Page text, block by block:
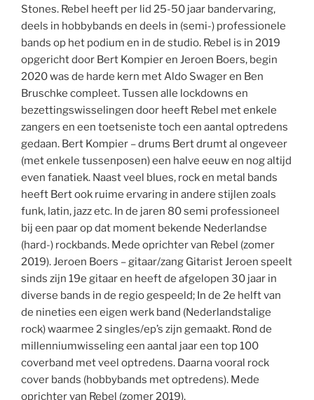
Stones. Rebel heeft per lid 25-50 jaar bandervaring,
deels in hobbybands en deels in (semi-) professionele
bands op het podium en in de studio. Rebel is in 2019
opgericht door Bert Kompier en Jeroen Boers, begin
2020 was de harde kern met Aldo Swager en Ben
Bruschke compleet. Tussen alle lockdowns en
bezettingswisselingen door heeft Rebel met enkele
zangers en een toetseniste toch een aantal optredens
gedaan. Bert Kompier – drums Bert drumt al ongeveer
(met enkele tussenposen) een halve eeuw en nog altijd
even fanatiek. Naast veel blues, rock en metal bands
heeft Bert ook ruime ervaring in andere stijlen zoals
funk, latin, jazz etc. In de jaren 80 semi professioneel
bij een paar op dat moment bekende Nederlandse
(hard-) rockbands. Mede oprichter van Rebel (zomer
2019). Jeroen Boers – gitaar/zang Gitarist Jeroen speelt
sinds zijn 19e gitaar en heeft de afgelopen 30 jaar in
diverse bands in de regio gespeeld; In de 2e helft van
de nineties een eigen werk band (Nederlandstalige
rock) waarmee 2 singles/ep’s zijn gemaakt. Rond de
millenniumwisseling een aantal jaar een top 100
coverband met veel optredens. Daarna vooral rock
cover bands (hobbybands met optredens). Mede
oprichter van Rebel (zomer 2019).